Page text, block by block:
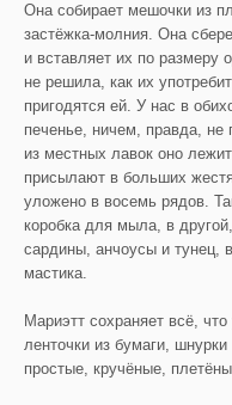
Она собирает мешочки из
застёжка-молния. Она
и вставляет их по
не решила, как их
пригодятся ей. У нас в
печенье, ничем, правда, не
из местных лавок оно
присылают в больших
уложено в восемь рядов.
коробка для мыла, в
сардины, анчоусы и тунец,
мастика.
Мариэтт сохраняет всё,
ленточки из бумаги,
простые, кручёные,